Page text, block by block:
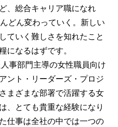
、総合キャリア職になれ
どん変わっていく。新しい
ていく難しさを知れたこと
になるはずです。
事部門主導の女性職員向け
ント・リーダーズ・プロジ
まざまな部署で活躍する女
、とても貴重な経験になり
仕事は全社の中では一つの